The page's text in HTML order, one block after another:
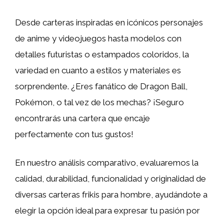
Desde carteras inspiradas en icónicos personajes
de anime y videojuegos hasta modelos con
detalles futuristas o estampados coloridos, la
variedad en cuanto a estilos y materiales es
sorprendente. ¿Eres fanático de Dragon Ball,
Pokémon, o tal vez de los mechas? ¡Seguro
encontrarás una cartera que encaje
perfectamente con tus gustos!
En nuestro análisis comparativo, evaluaremos la
calidad, durabilidad, funcionalidad y originalidad de
diversas carteras frikis para hombre, ayudándote a
elegir la opción ideal para expresar tu pasión por